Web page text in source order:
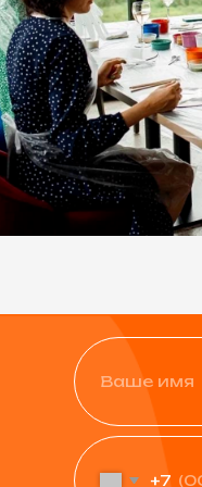
+7
Физическое лицо
Юридическое лицо
Я согласен сполитикой